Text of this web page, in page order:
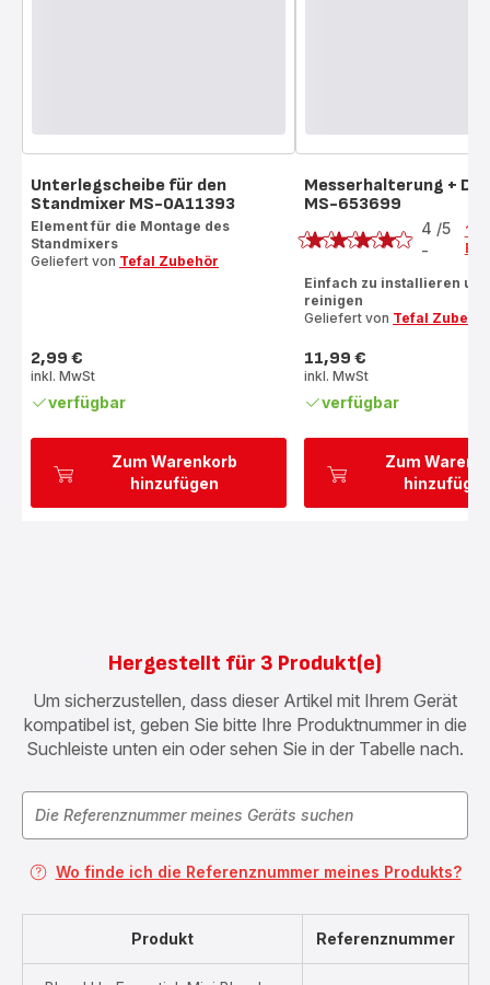
Zum Warenkorb
hinzufügen
Unterlegscheibe für den
Standmixer MS-0A11393
Element für die Montage des
Standmixers
Geliefert von Tefal Zubehör
Preis
2,99 €
inkl. MwSt
verfügbar
Zum
Messerhalterung +
MS-653699
Bewertung
mit
4
Sternen
4 /5
-
1
Einfach zu installieren
reinigen
Geliefert von Tefal
Preis
11,99 €
inkl. MwSt
verfügbar
Hergestellt für 3 Produkt(e)
Um sicherzustellen, dass dieser Artikel mit Ihrem Gerät
kompatibel ist, geben Sie bitte Ihre Produktnummer in die
Suchleiste unten ein oder sehen Sie in der Tabelle nach.
Wo finde ich die Referenznummer meines Produkts?
Produkt Referenznummer